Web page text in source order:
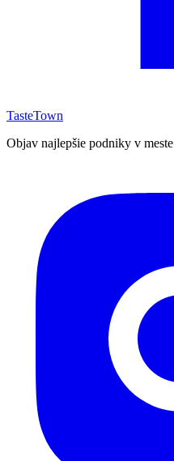
TasteTown
Objav najlepšie podniky v meste